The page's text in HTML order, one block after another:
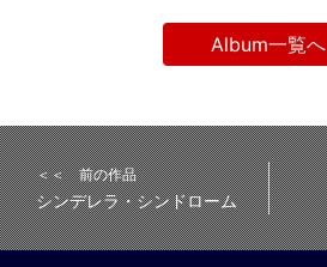
Album一覧へ
＜＜ 前の作品
シンデレラ・シンドローム